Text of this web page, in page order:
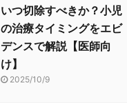
いつ切除すべきか？小児
の治療タイミングをエビ
デンスで解説【医師向
け】
2025/10/9